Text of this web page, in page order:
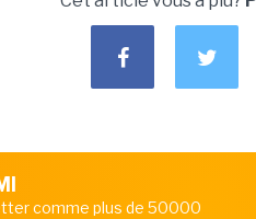
comme plus de 50000